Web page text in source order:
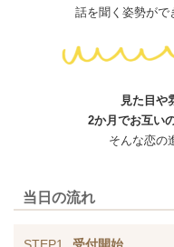
話を聞く姿勢がで
見た目や
2か月でお互い
そんな恋の
当日の流れ
STEP1 受付開始